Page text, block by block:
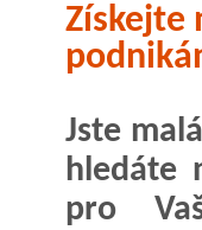
Získejte
Jste
hledáte
pro